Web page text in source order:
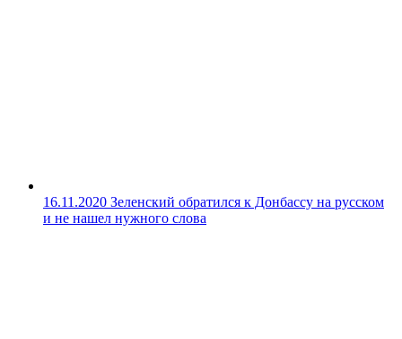
16.11.2020 Зеленский обратился к Донбассу на русском
и не нашел нужного слова